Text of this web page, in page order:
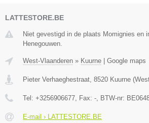
LATTESTORE.BE
Niet gevestigd in de plaats Momignies en
Henegouwen.
West-Vlaanderen » Kuurne Google maps
Pieter Verhaeghestraat, 8520 Kuurne (
Tel: +3256906677, Fax: -, BTW-nr:
E-mail › LATTESTORE.BE